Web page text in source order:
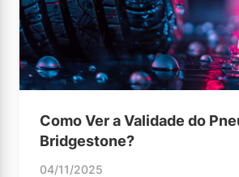
Como Ver a Validade do
Bridgestone?
04/11/2025